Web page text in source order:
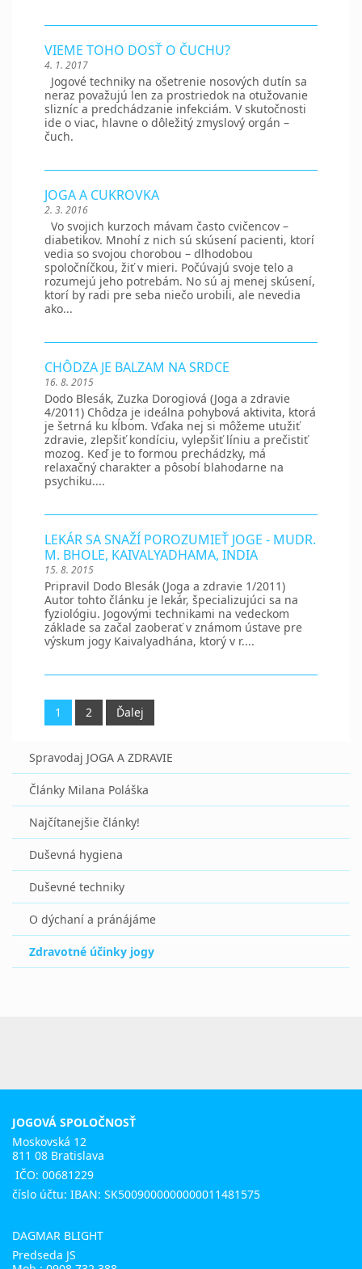
VIEME TOHO DOSŤ O ČUCHU?
4. 1. 2017
Jogové techniky na ošetrenie nosových dutín sa
neraz považujú len za prostriedok na otužovanie
slizníc a predchádzanie infekciám. V skutočnosti
ide o viac, hlavne o dôležitý zmyslový orgán –
čuch.
JOGA A CUKROVKA
2. 3. 2016
Vo svojich kurzoch mávam často cvičencov –
diabetikov. Mnohí z nich sú skúsení pacienti, ktorí
vedia so svojou chorobou – dlhodobou
spoločníčkou, žiť v mieri. Počúvajú svoje telo a
rozumejú jeho potrebám. No sú aj menej skúsení,
ktorí by radi pre seba niečo urobili, ale nevedia
ako...
CHÔDZA JE BALZAM NA SRDCE
16. 8. 2015
Dodo Blesák, Zuzka Dorogiová (Joga a zdravie
4/2011) Chôdza je ideálna pohybová aktivita, ktorá
je šetrná ku kĺbom. Vďaka nej si môžeme utužiť
zdravie, zlepšiť kondíciu, vylepšiť líniu a prečistiť
mozog. Keď je to formou prechádzky, má
relaxačný charakter a pôsobí blahodarne na
psychiku....
LEKÁR SA SNAŽÍ POROZUMIEŤ JOGE - MUDR.
M. BHOLE, KAIVALYADHAMA, INDIA
15. 8. 2015
Pripravil Dodo Blesák (Joga a zdravie 1/2011)
Autor tohto článku je lekár, špecializujúci sa na
fyziológiu. Jogovými technikami na vedeckom
základe sa začal zaoberať v známom ústave pre
výskum jogy Kaivalyadhána, ktorý v r....
1 2 Ďalej
Spravodaj JOGA A ZDRAVIE
Články Milana Poláška
Najčítanejšie články!
Duševná hygiena
Duševné techniky
O dýchaní a pránájáme
Zdravotné účinky jogy
JOGOVÁ SPOLOČNOSŤ
Moskovská 12
811 08 Bratislava
IČO: 00681229
číslo účtu: IBAN: SK5009000000000011481575
DAGMAR BLIGHT
Predseda JS